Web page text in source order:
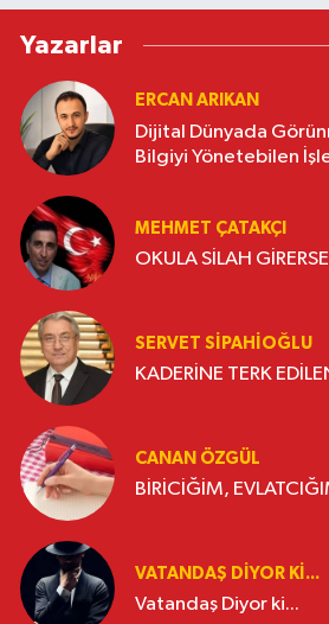
Yazarlar
ERCAN ARIKAN
Dijital Dünyada
Bilgiyi Yönetebilen
MEHMET ÇATAKÇI
OKULA SİLAH GİRERSE
SERVET SİPAHİOĞLU
KADERİNE TERK
CANAN ÖZGÜL
BİRİCİĞİM,
VATANDAŞ DIYOR KI...
Vatandaş Diyor ki...